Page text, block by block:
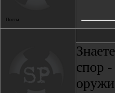
Посты:
спор